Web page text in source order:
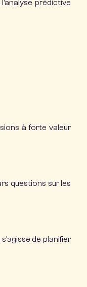
l’analyse prédictive
à forte valeur
questions sur les
de planifier